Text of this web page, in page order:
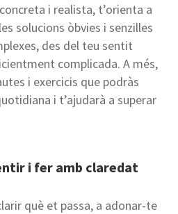
i realista, t’orienta a
solucions òbvies i senzilles
des del teu sentit
complicada. A més,
i exercicis que podràs
i t’ajudarà a superar
i fer amb claredat
què et passa, a adonar-te